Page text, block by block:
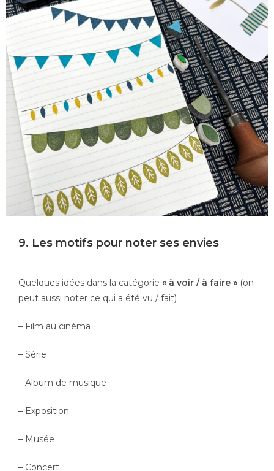
9. Les motifs pour noter ses envies
Quelques idées dans la catégorie « à voir / à faire » (on
peut aussi noter ce qui a été vu / fait) :
– Film au cinéma
– Série
– Album de musique
– Exposition
– Musée
– Concert